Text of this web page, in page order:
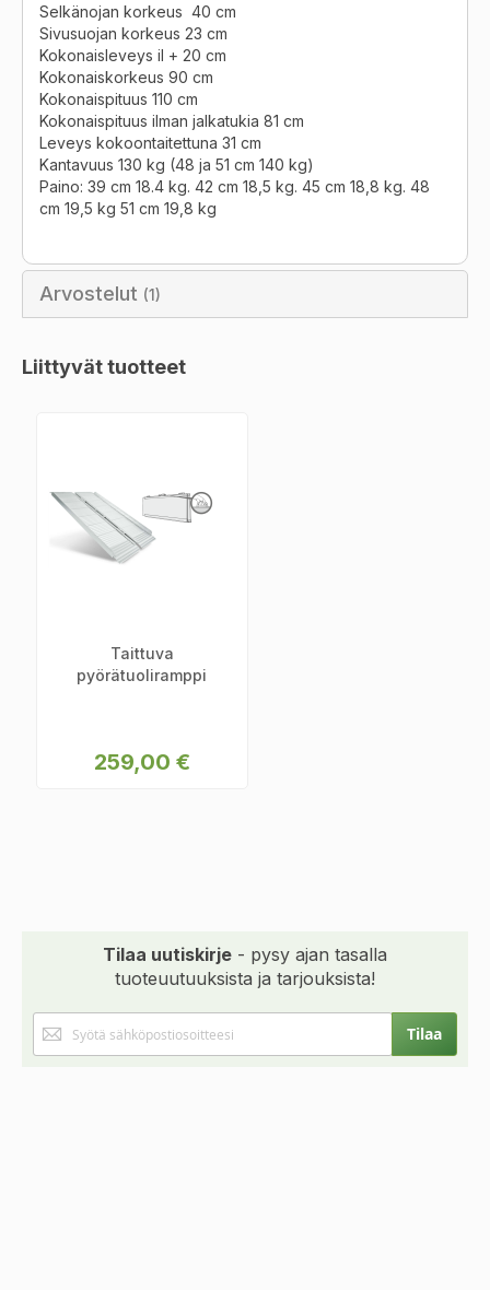
Selkänojan korkeus 40 cm
Sivusuojan korkeus 23 cm
Kokonaisleveys il + 20 cm
Kokonaiskorkeus 90 cm
Kokonaispituus 110 cm
Kokonaispituus ilman jalkatukia 81 cm
Leveys kokoontaitettuna 31 cm
Kantavuus 130 kg (48 ja 51 cm 140 kg)
Paino: 39 cm 18.4 kg. 42 cm 18,5 kg. 45 cm 18,8 kg. 48
cm 19,5 kg 51 cm 19,8 kg
Arvostelut 1
Liittyvät tuotteet
Taittuva
pyörätuoliramppi
259,00 €
Tilaa uutiskirje - pysy ajan tasalla
tuoteuutuuksista ja tarjouksista!
uutiskirjeemme:
Tilaa